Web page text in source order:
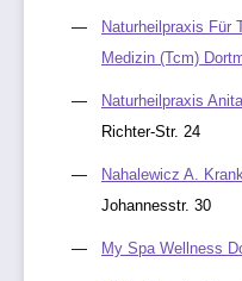
Naturheilpraxis Für
Medizin (Tcm)
Naturheilpraxis
Richter-Str. 24
Nahalewicz A.
Johannesstr. 30
My Spa Wellness